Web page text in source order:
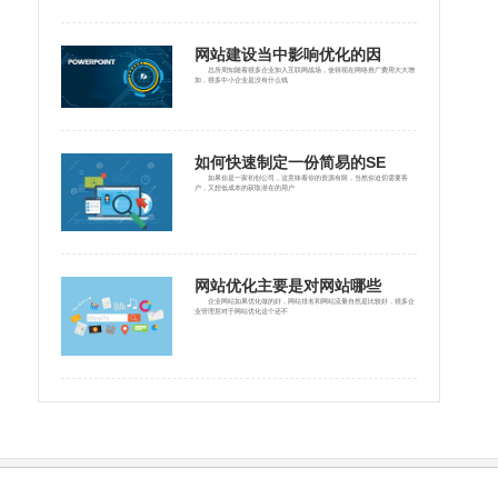
网站建设当中影响优化的因
总所周知随着很多企业加入互联网战场，使得现在网络推广费用大大增
加，很多中小企业是没有什么钱
如何快速制定一份简易的SE
如果你是一家初创公司，这意味着你的资源有限，当然你迫切需要客
户，又想低成本的获取潜在的用户
网站优化主要是对网站哪些
企业网站如果优化做的好，网站排名和网站流量自然是比较好，很多企
业管理层对于网站优化这个还不